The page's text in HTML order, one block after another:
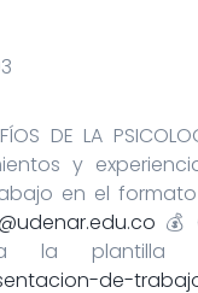
DE LA
y
en el
💰
la plantilla
de-